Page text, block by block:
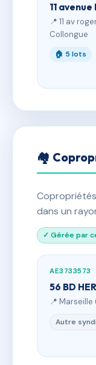
11
📍 11 av
Collongue
🏠 5 lots
🏘
dans un
✓ Gérée par
AE3733573
56 BD
📍 Marseille
Autre